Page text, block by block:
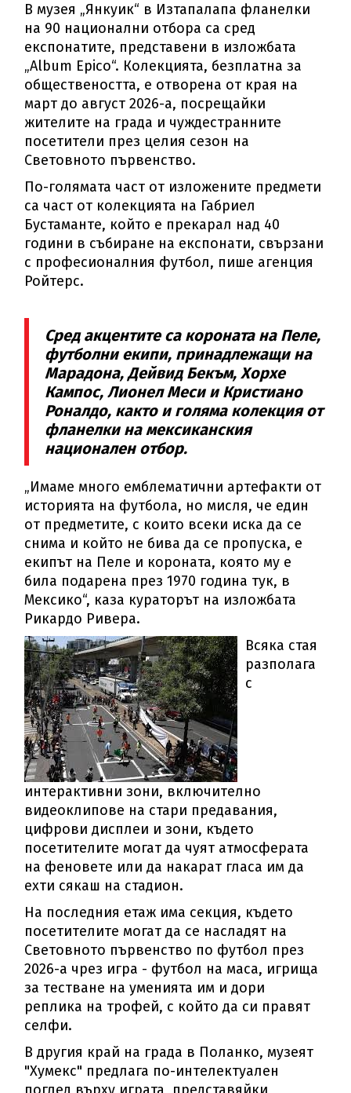
В музея „Янкуик“ в Изтапалапа фланелки
на 90 национални отбора са сред
експонатите, представени в изложбата
„Album Epico“. Колекцията, безплатна за
обществеността, е отворена от края на
март до август 2026-а, посрещайки
жителите на града и чуждестранните
посетители през целия сезон на
Световното първенство.
По-голямата част от изложените предмети
са част от колекцията на Габриел
Бустаманте, който е прекарал над 40
години в събиране на експонати, свързани
с професионалния футбол, пише агенция
Ройтерс.
Сред акцентите са короната на Пеле,
футболни екипи, принадлежащи на
Марадона, Дейвид Бекъм, Хорхе
Кампос, Лионел Меси и Кристиано
Роналдо, както и голяма колекция от
фланелки на мексиканския
национален отбор.
„Имаме много емблематични артефакти от
историята на футбола, но мисля, че един
от предметите, с които всеки иска да се
снима и който не бива да се пропуска, е
екипът на Пеле и короната, която му е
била подарена през 1970 година тук, в
Мексико“, каза кураторът на изложбата
Рикардо Ривера.
Всяка стая
разполага
с
интерактивни зони, включително
видеоклипове на стари предавания,
цифрови дисплеи и зони, където
посетителите могат да чуят атмосферата
на феновете или да накарат гласа им да
ехти сякаш на стадион.
На последния етаж има секция, където
посетителите могат да се насладят на
Световното първенство по футбол през
2026-а чрез игра - футбол на маса, игрища
за тестване на уменията им и дори
реплика на трофей, с който да си правят
селфи.
В другия край на града в Поланко, музеят
"Хумекс" предлага по-интелектуален